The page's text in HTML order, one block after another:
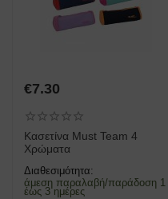
€7.30
Κασετίνα Must Team 4
Χρώματα
Διαθεσιμότητα:
άμεση παραλαβή/παράδοση 1
έως 3 ημέρες